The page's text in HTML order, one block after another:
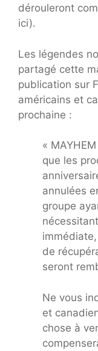
dérouleront
ici).
Les légendes
partagé cette
publication sur
américains et
prochaine :
«
que les
annulées
groupe
de
seront
Ne vous
et
chose à